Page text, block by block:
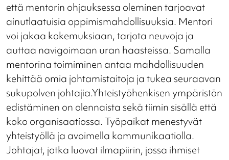
että mentorin ohjauksessa oleminen tarjoavat
ainutlaatuisia oppimismahdollisuuksia. Mentori
voi jakaa kokemuksiaan, tarjota neuvoja ja
auttaa navigoimaan uran haasteissa. Samalla
mentorina toimiminen antaa mahdollisuuden
kehittää omia johtamistaitoja ja tukea seuraavan
sukupolven johtajia.Yhteistyöhenkisen ympäristön
edistäminen on olennaista sekä tiimin sisällä että
koko organisaatiossa. Työpaikat menestyvät
yhteistyöllä ja avoimella kommunikaatiolla.
Johtajat, jotka luovat ilmapiirin, jossa ihmiset